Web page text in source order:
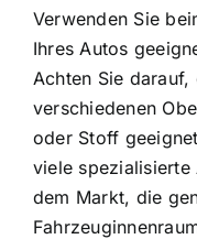
Verwenden Sie
Ihres Autos
Achten Sie
verschiedenen
oder Stoff
viele
dem Markt, die